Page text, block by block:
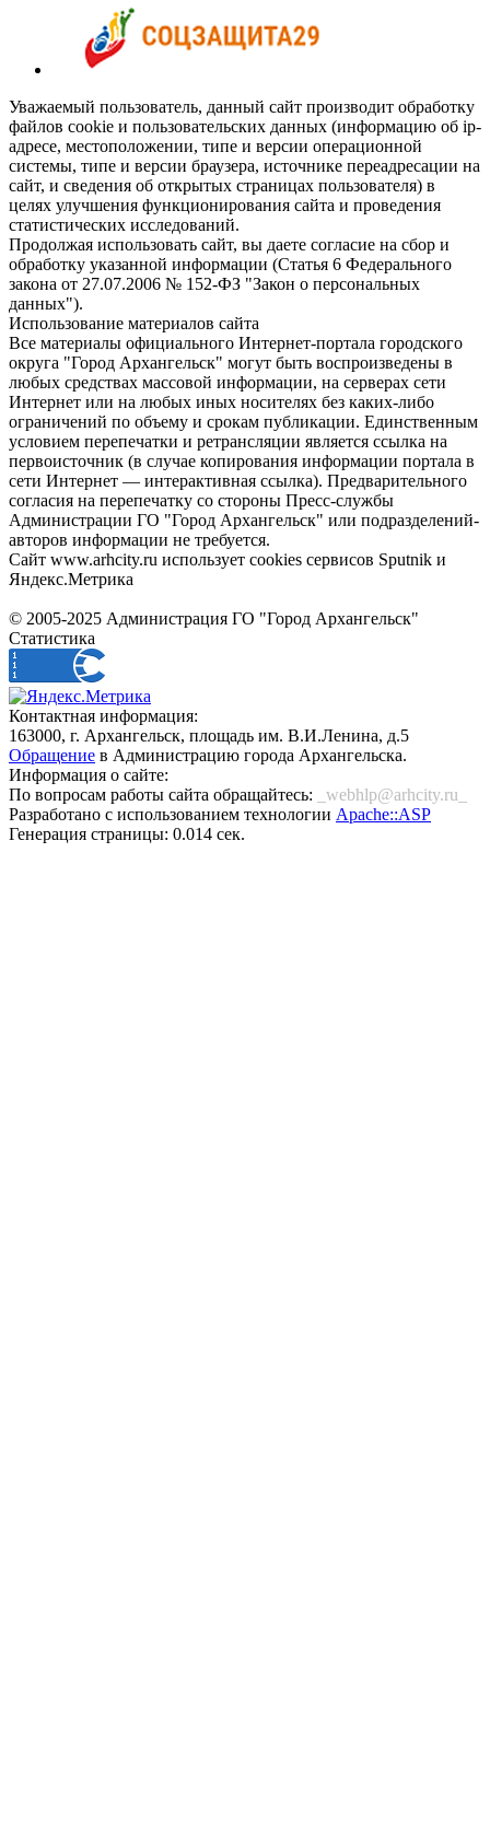
Уважаемый пользователь, данный сайт производит обработку
файлов cookie и пользовательских данных (информацию об ip-
адресе, местоположении, типе и версии операционной
системы, типе и версии браузера, источнике переадресации на
сайт, и сведения об открытых страницах пользователя) в
целях улучшения функционирования сайта и проведения
статистических исследований.
Продолжая использовать сайт, вы даете согласие на сбор и
обработку указанной информации (Статья 6 Федерального
закона от 27.07.2006 № 152-ФЗ "Закон о персональных
данных").
Использование материалов сайта
Все материалы официального Интернет-портала городского
округа "Город Архангельск" могут быть воспроизведены в
любых средствах массовой информации, на серверах сети
Интернет или на любых иных носителях без каких-либо
ограничений по объему и срокам публикации. Единственным
условием перепечатки и ретрансляции является ссылка на
первоисточник (в случае копирования информации портала в
сети Интернет — интерактивная ссылка). Предварительного
согласия на перепечатку со стороны Пресс-службы
Администрации ГО "Город Архангельск" или подразделений-
авторов информации не требуется.
Сайт www.arhcity.ru использует cookies сервисов Sputnik и
Яндекс.Метрика
© 2005-2025 Администрация ГО "Город Архангельск"
Статистика
Контактная информация:
163000, г. Архангельск, площадь им. В.И.Ленина, д.5
Обращение в Администрацию города Архангельска.
Информация о сайте:
По вопросам работы сайта обращайтесь:
_webhlp@arhcity.ru_
Разработано с использованием технологии Apache::ASP
Генерация страницы: 0.014 сек.